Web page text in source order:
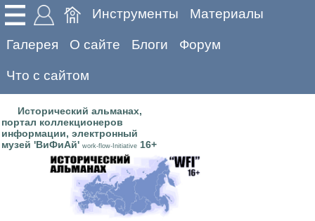
Инструменты Материалы
Галерея О сайте Блоги Форум
Что с сайтом
Исторический альманах,
портал коллекционеров
информации, электронный
музей 'ВиФиАй' work-flow-Initiative 16+